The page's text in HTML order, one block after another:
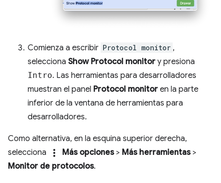
Comienza a escribir Protocol monitor ,
selecciona Show Protocol monitor y presiona
Intro. Las herramientas para desarrolladores
muestran el panel Protocol monitor en la parte
inferior de la ventana de herramientas para
desarrolladores.
Como alternativa, en la esquina superior derecha,
selecciona
more_vert Más opciones> Más herramientas>
Monitor de protocolos.